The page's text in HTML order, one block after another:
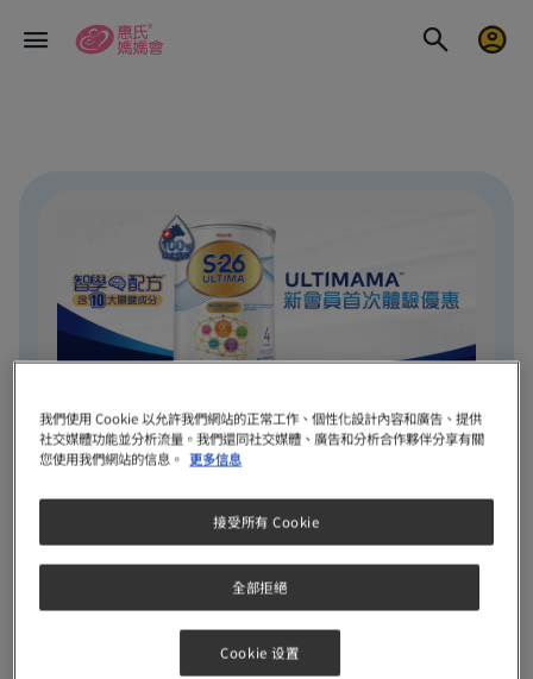
ULTIMAMA 新會員首次體驗
優惠登記表格
智選S-26®腦動力發展權威
即日起，只需填妥以下表格登記，即可以優惠價購買
瑞士版 (初生嬰兒奶粉除外) 乙罐。登
記後，惠氏媽媽會將於14個工作天内以電話方式聯
絡，以作資料核實及安排直送府上詳情。
我們使用 Cookie 以允許我們網站的正常工作、個性化設計內容和廣告、提供
社交媒體功能並分析流量。我們還同社交媒體、廣告和分析合作夥伴分享有關
您使用我們網站的信息。 更多信息
全部拒絕
接受所有 Cookie
Cookie 设置